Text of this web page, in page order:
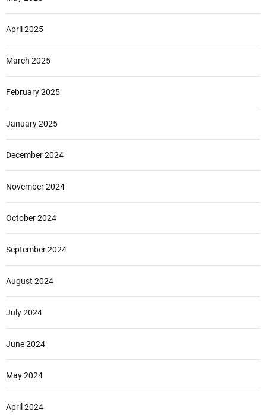
April 2025
March 2025
February 2025
January 2025
December 2024
November 2024
October 2024
September 2024
August 2024
July 2024
June 2024
May 2024
April 2024